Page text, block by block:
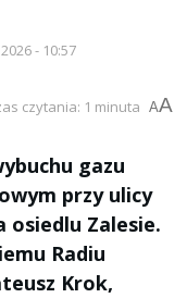
- 10:57
czytania: 1 minuta AA
gazu
przy ulicy
osiedlu Zalesie.
Radiu
Krok,